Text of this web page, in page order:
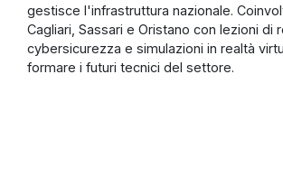
gestisce l'infrastruttura nazionale.
Cagliari, Sassari e Oristano con lezioni di
cybersicurezza e simulazioni in realtà
formare i futuri tecnici del settore.